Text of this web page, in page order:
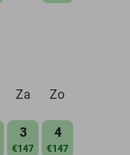
Za Zo
3
€147
4
€147